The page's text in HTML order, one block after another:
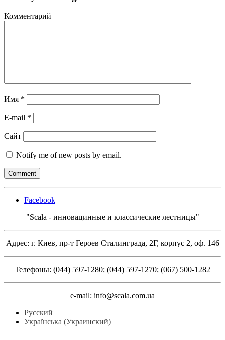
Комментарий
Имя *
E-mail *
Сайт
Notify me of new posts by email.
Facebook
"Scala - инновацинные и классические лестницы"
Адрес: г. Киев, пр-т Героев Сталинграда, 2Г, корпус 2, оф. 146
Телефоны: (044) 597-1280; (044) 597-1270; (067) 500-1282
e-mail: info@scala.com.ua
Русский
Українська (Украинский)